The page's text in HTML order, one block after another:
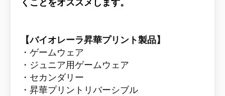
くことをオススメします。
【バイオレーラ昇華プリント製品】
・ゲームウェア
・ジュニア用ゲームウェア
・セカンダリー
・昇華プリントリバーシブル